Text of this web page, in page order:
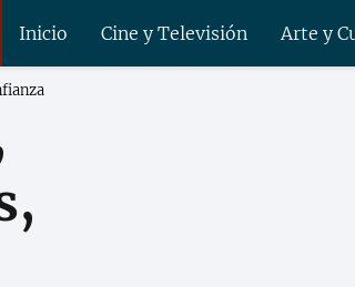
Inicio Cine y Televisión Arte y